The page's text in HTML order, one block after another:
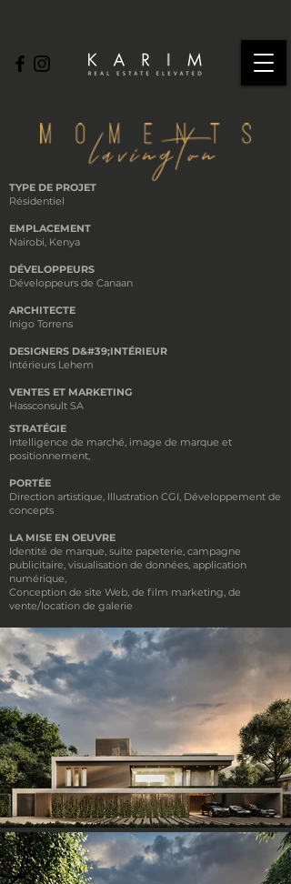
TYPE DE PROJET
Résidentiel
EMPLACEMENT
Nairobi, Kenya
DÉVELOPPEURS
Développeurs de Canaan
ARCHITECTE
Inigo Torrens
DESIGNERS D&#39;INTÉRIEUR
Intérieurs Lehem
VENTES ET MARKETING
Hassconsult SA
STRATÉGIE
Intelligence de marché, image de marque et
positionnement,
PORTÉE
Direction artistique, Illustration CGI, Développement de
concepts
LA MISE EN OEUVRE
Identité de marque, suite papeterie, campagne
publicitaire, visualisation de données, application
numérique,
Conception de site Web, de film marketing, de
vente/location de galerie